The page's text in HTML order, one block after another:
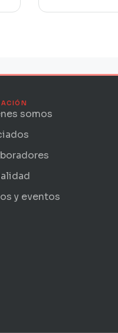
somos
y eventos